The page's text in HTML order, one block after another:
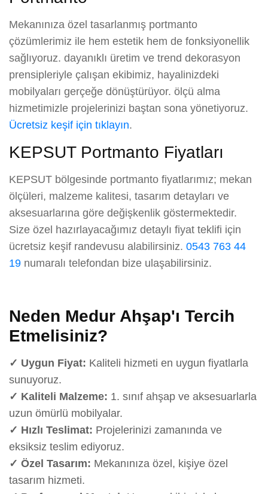
Mekanınıza özel tasarlanmış portmanto
çözümlerimiz ile hem estetik hem de fonksiyonellik
sağlıyoruz. dayanıklı üretim ve trend dekorasyon
prensipleriyle çalışan ekibimiz, hayalinizdeki
mobilyaları gerçeğe dönüştürüyor. ölçü alma
hizmetimizle projelerinizi baştan sona yönetiyoruz.
Ücretsiz keşif için tıklayın.
KEPSUT Portmanto Fiyatları
KEPSUT bölgesinde portmanto fiyatlarımız; mekan
ölçüleri, malzeme kalitesi, tasarım detayları ve
aksesuarlarına göre değişkenlik göstermektedir.
Size özel hazırlayacağımız detaylı fiyat teklifi için
ücretsiz keşif randevusu alabilirsiniz. 0543 763 44
19 numaralı telefondan bize ulaşabilirsiniz.
Neden Medur Ahşap'ı Tercih
Etmelisiniz?
✓ Uygun Fiyat: Kaliteli hizmeti en uygun fiyatlarla
sunuyoruz.
✓ Kaliteli Malzeme: 1. sınıf ahşap ve aksesuarlarla
uzun ömürlü mobilyalar.
✓ Hızlı Teslimat: Projelerinizi zamanında ve
eksiksiz teslim ediyoruz.
✓ Özel Tasarım: Mekanınıza özel, kişiye özel
tasarım hizmeti.